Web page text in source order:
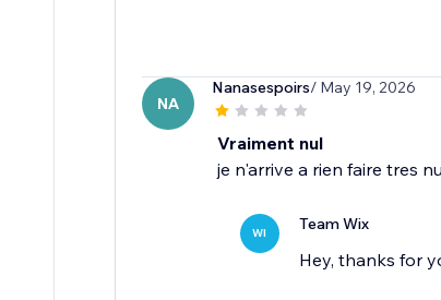
NA
Nanasespoirs/ May 19, 2026
Vraiment nul
je n'arrive a rien faire tres
WI Team Wix
Hey, thanks for